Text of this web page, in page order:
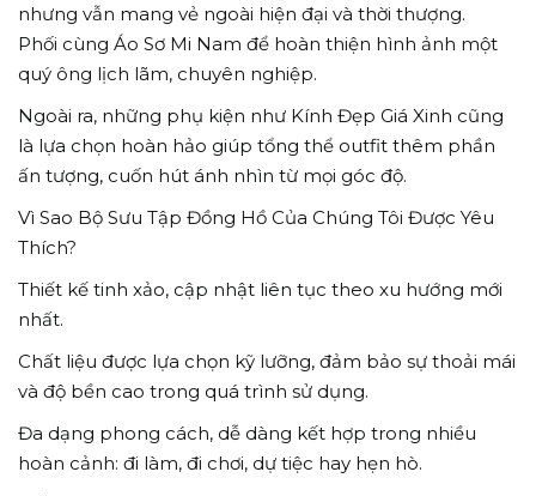
nhưng vẫn mang vẻ ngoài hiện đại và thời thượng.
Phối cùng Áo Sơ Mi Nam để hoàn thiện hình ảnh một
quý ông lịch lãm, chuyên nghiệp.
Ngoài ra, những phụ kiện như Kính Đẹp Giá Xinh cũng
là lựa chọn hoàn hảo giúp tổng thể outfit thêm phần
ấn tượng, cuốn hút ánh nhìn từ mọi góc độ.
Vì Sao Bộ Sưu Tập Đồng Hồ Của Chúng Tôi Được Yêu
Thích?
Thiết kế tinh xảo, cập nhật liên tục theo xu hướng mới
nhất.
Chất liệu được lựa chọn kỹ lưỡng, đảm bảo sự thoải mái
và độ bền cao trong quá trình sử dụng.
Đa dạng phong cách, dễ dàng kết hợp trong nhiều
hoàn cảnh: đi làm, đi chơi, dự tiệc hay hẹn hò.